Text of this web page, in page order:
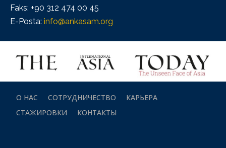
Faks: +90 312 474 00 45
E-Posta: info@ankasam.org
О НАС СОТРУДНИЧЕСТВО
КАРЬЕРА
СТАЖИРОВКИ
КОНТАКТЫ